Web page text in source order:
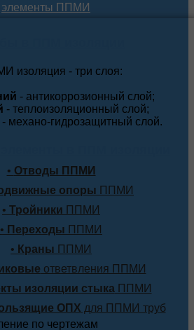
элементы ППМИ
изоляция - три слоя:
- антикоррозионный слой;
- теплоизоляционный слой;
- механо-гидрозащитный слой.
• Отводы ППМИ
опоры ППМИ
• Тройники ППМИ
• Переходы ППМИ
• Краны ППМИ
ответвления ППМИ
изоляции стыкаППМИ
ОПХ для ППМИ труб